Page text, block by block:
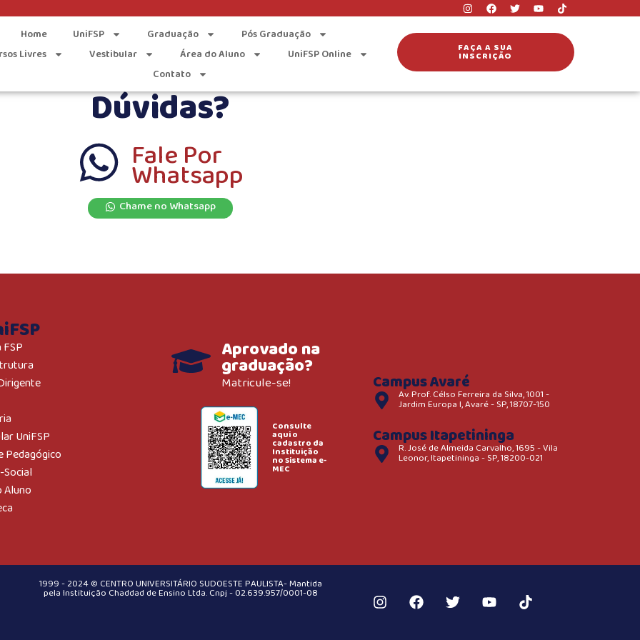
Home UniFSP Graduação
Pós Graduação
Livres
Vestibular Área do Aluno
UniFSP Online
Contato
FAÇA A SUA
INSCRIÇÃO
Aplicadas
Dúvidas?
Fale Por
Whatsapp
Chame no Whatsapp
UniFSP
Pedagógico
Social
Aluno
Aprovado na
graduação?
Matricule-se!
Consulte
aqui o
cadastro da
Instituição
no Sistema e-
MEC
Campus Avaré
Av. Prof. Célso Ferreira da Silva, 1001 -
Jardim Europa I, Avaré - SP, 18707-150
Campus Itapetininga
R. José de Almeida Carvalho, 1695 - Vila
Leonor, Itapetininga - SP, 18200-021
1999 - 2024 © CENTRO UNIVERSITÁRIO SUDOESTE PAULISTA- Mantida
pela Instituição Chaddad de Ensino Ltda. Cnpj - 02.639.957/0001-08